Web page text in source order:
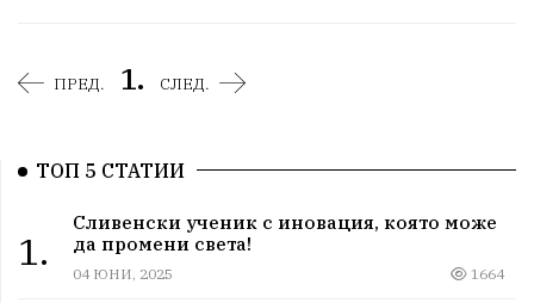
ПРЕД. 1. СЛЕД.
ТОП 5 СТАТИИ
1.
Сливенски ученик с иновация, която може
да промени света!
04 ЮНИ, 2025 1664